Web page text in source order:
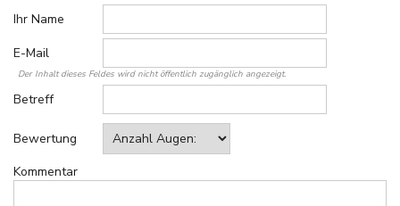
Ihr Name
E-Mail
Der Inhalt dieses Feldes wird nicht öffentlich zugänglich angezeigt.
Betreff
Bewertung
Kommentar